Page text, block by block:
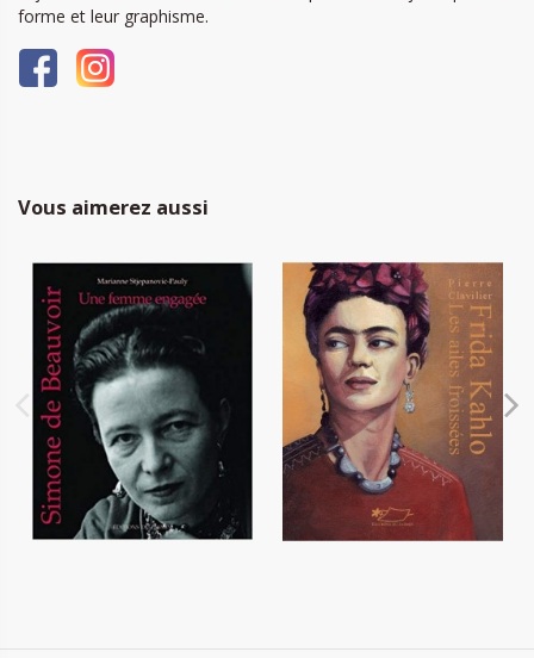
forme et leur graphisme.
Vous aimerez aussi
Simone de Beauvoir, une
femme engagée
16,00 €
Frida Kahlo, les ailes
froissées
16,00 €